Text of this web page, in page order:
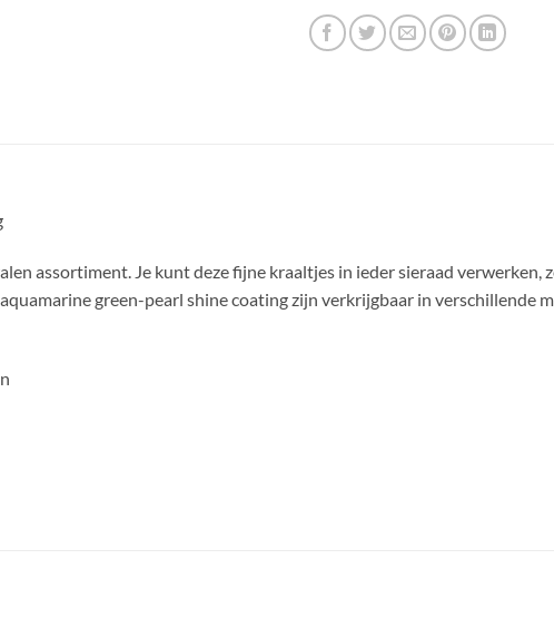
assortiment. Je kunt deze fijne kraaltjes in ieder sieraad
green-pearl shine coating zijn verkrijgbaar in verschillende